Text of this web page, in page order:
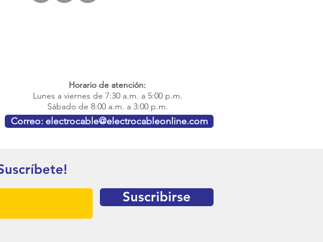
Horario de atención:
Lunes a viernes de 7:30 a.m. a 5:00 p.m.
Sábado de 8:00 a.m. a 3:00 p.m.
Correo: electrocable@electrocableonline.com
Suscribirse